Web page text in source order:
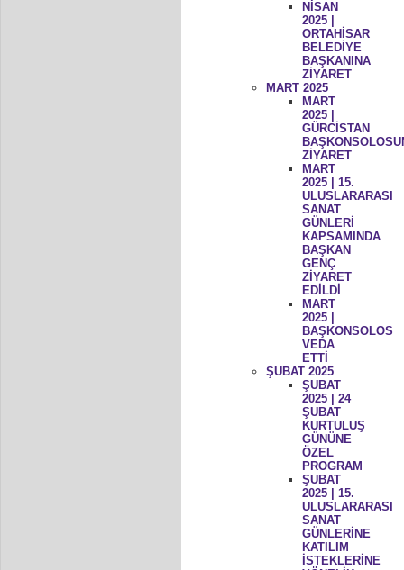
NİSAN
2025 |
ORTAHİSAR
BELEDİYE
BAŞKANINA
ZİYARET
MART 2025
MART
2025 |
GÜRCİSTAN
ZİYARET
MART
2025 | 15.
ULUSLARARASI
SANAT
GÜNLERİ
KAPSAMINDA
BAŞKAN
GENÇ
ZİYARET
EDİLDİ
MART
2025 |
BAŞKONSOLOS
VEDA
ETTİ
ŞUBAT 2025
ŞUBAT
2025 | 24
ŞUBAT
KURTULUŞ
GÜNÜNE
ÖZEL
PROGRAM
ŞUBAT
2025 | 15.
ULUSLARARASI
SANAT
GÜNLERİNE
KATILIM
İSTEKLERİNE